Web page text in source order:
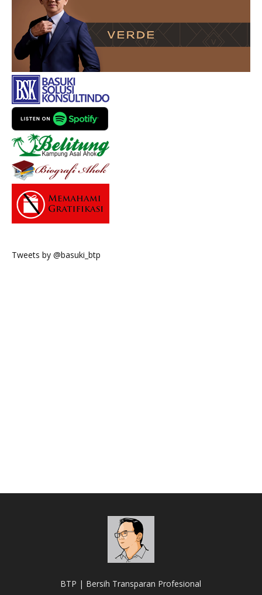
Tweets by @basuki_btp
BTP | Bersih Transparan Profesional